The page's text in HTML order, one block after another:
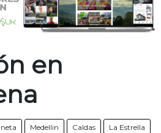
en
Medellin Caldas La Estrella